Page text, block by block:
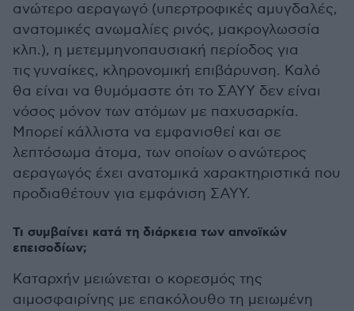
ανώτερο αεραγωγό (υπερτροφικές αμυγδαλές,
ανατομικές ανωμαλίες ρινός, μακρογλωσσία
κλπ.), η μετεμμηνοπαυσιακή περίοδος για
τις γυναίκες, κληρονομική επιβάρυνση. Καλό
θα είναι να θυμόμαστε ότι το ΣΑΥΥ δεν είναι
νόσος μόνον των ατόμων με παχυσαρκία.
Μπορεί κάλλιστα να εμφανισθεί και σε
λεπτόσωμα άτομα, των οποίων ο ανώτερος
αεραγωγός έχει ανατομικά χαρακτηριστικά που
προδιαθέτουν για εμφάνιση ΣΑΥΥ.
Τι συμβαίνει κατά τη διάρκεια των απνοϊκών
επεισοδίων;
Καταρχήν μειώνεται ο κορεσμός της
αιμοσφαιρίνης με επακόλουθο τη μειωμένη